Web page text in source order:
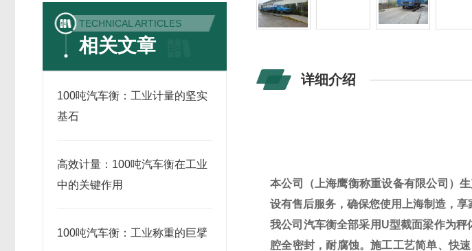
TECHNICAL ARTICLES
相关文章
100吨汽车衡：工业计量的坚实
基石
高效计量：100吨汽车衡在工业
中的关键作用
100吨汽车衡：工业称重的巨擘
详细介绍
本公司（上海鹰衡称重设备有限公司）
设有售后服务，确保您使用上海制造，
我公司汽车衡全部采用 U型截面梁作为秤
腔全密封，耐腐蚀。施工工艺简单、快